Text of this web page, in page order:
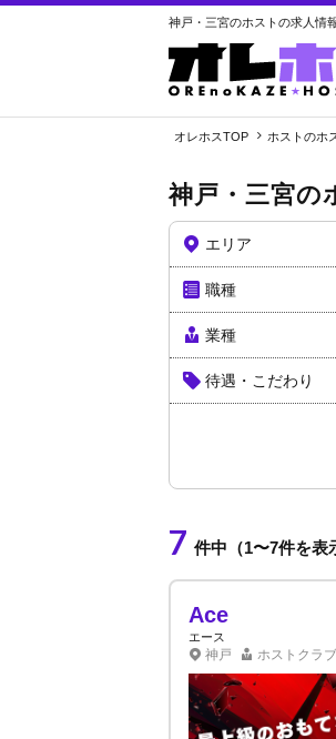
神戸・三宮のホストの求人情
オレホスTOP ホストのホ
神戸・三宮の
エリア
職種
業種
待遇・こだわり
7 件中（1〜7件を表
Ace
エース
神戸 ホストクラブ